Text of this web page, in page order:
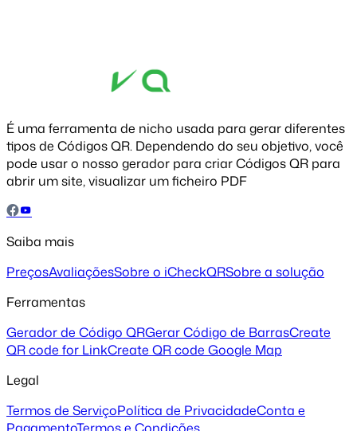
É uma ferramenta de nicho usada para gerar diferentes
tipos de Códigos QR. Dependendo do seu objetivo, você
pode usar o nosso gerador para criar Códigos QR para
abrir um site, visualizar um ficheiro PDF
Saiba mais
PreçosAvaliaçõesSobre o iCheckQRSobre a solução
Ferramentas
Gerador de Código QRGerar Código de BarrasCreate
QR code for LinkCreate QR code Google Map
Legal
Termos de ServiçoPolítica de PrivacidadeConta e